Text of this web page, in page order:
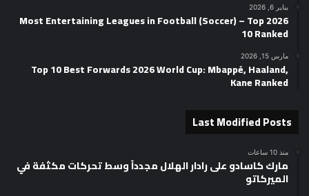
يناير 6, 2026
2026 Most Entertaining Leagues in Football (Soccer) – Top
10 Ranked
مارس 15, 2026
Top 10 Best Forwards 2026 World Cup: Mbappé, Haaland,
Kane Ranked
Last Modified Posts
منذ 10 ساعات
مارك كاسادو على رادار الهلال مجدداً وسط تحركات مكثفة في
الميركاتو